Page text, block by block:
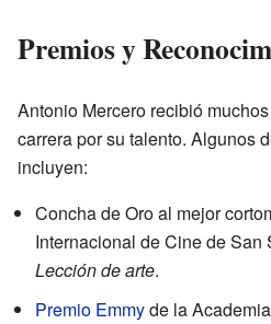
Premios y
Antonio Mercero recibió
carrera por su talento. Algunos
incluyen:
Concha de Oro al mejor
Internacional de Cine de San
Lección de arte.
Premio Emmyde la